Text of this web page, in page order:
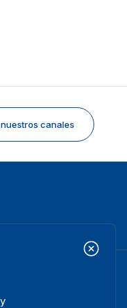
canales